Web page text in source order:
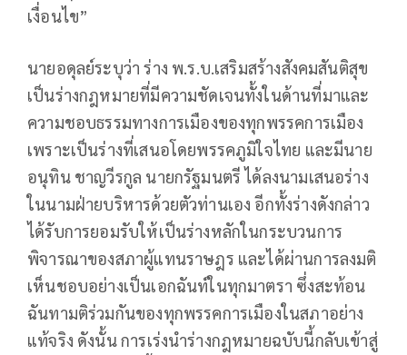
เงื่อนไข”
นายอดุลย์ระบุว่า ร่าง พ.ร.บ.เสริมสร้างสังคมสันติสุข
เป็นร่างกฎหมายที่มีความชัดเจนทั้งในด้านที่มาและ
ความชอบธรรมทางการเมืองของทุกพรรคการเมือง
เพราะเป็นร่างที่เสนอโดยพรรคภูมิใจไทย และมีนาย
อนุทิน ชาญวีรกูล นายกรัฐมนตรี ได้ลงนามเสนอร่าง
ในนามฝ่ายบริหารด้วยตัวท่านเอง อีกทั้งร่างดังกล่าว
ได้รับการยอมรับให้เป็นร่างหลักในกระบวนการ
พิจารณาของสภาผู้แทนราษฎร และได้ผ่านการลงมติ
เห็นชอบอย่างเป็นเอกฉันท์ในทุกมาตรา ซึ่งสะท้อน
ฉันทามติร่วมกันของทุกพรรคการเมืองในสภาอย่าง
แท้จริง ดังนั้น การเร่งนำร่างกฎหมายฉบับนี้กลับเข้าสู่